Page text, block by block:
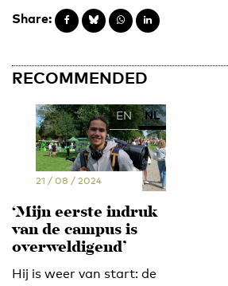
Share:
RECOMMENDED
EN NL
21 / 08 / 2024
‘Mijn eerste indruk
van de campus is
overweldigend’
Hij is weer van start: de